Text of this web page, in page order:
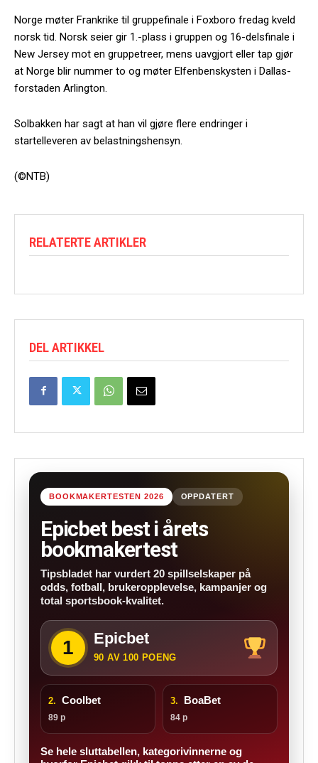
Norge møter Frankrike til gruppefinale i Foxboro fredag kveld
norsk tid. Norsk seier gir 1.-plass i gruppen og 16-delsfinale i
New Jersey mot en gruppetreer, mens uavgjort eller tap gjør
at Norge blir nummer to og møter Elfenbenskysten i Dallas-
forstaden Arlington.
Solbakken har sagt at han vil gjøre flere endringer i
startelleveren av belastningshensyn.
(©NTB)
RELATERTE ARTIKLER
DEL ARTIKKEL
BOOKMAKERTESTEN 2026 OPPDATERT
Epicbet best i årets
bookmakertest
Tipsbladet har vurdert 20 spillselskaper på
odds, fotball, brukeropplevelse, kampanjer og
total sportsbook-kvalitet.
1 Epicbet
90 AV 100 POENG
2. Coolbet
89 p
3. BoaBet
84 p
Se hele sluttabellen, kategorivinnerne og